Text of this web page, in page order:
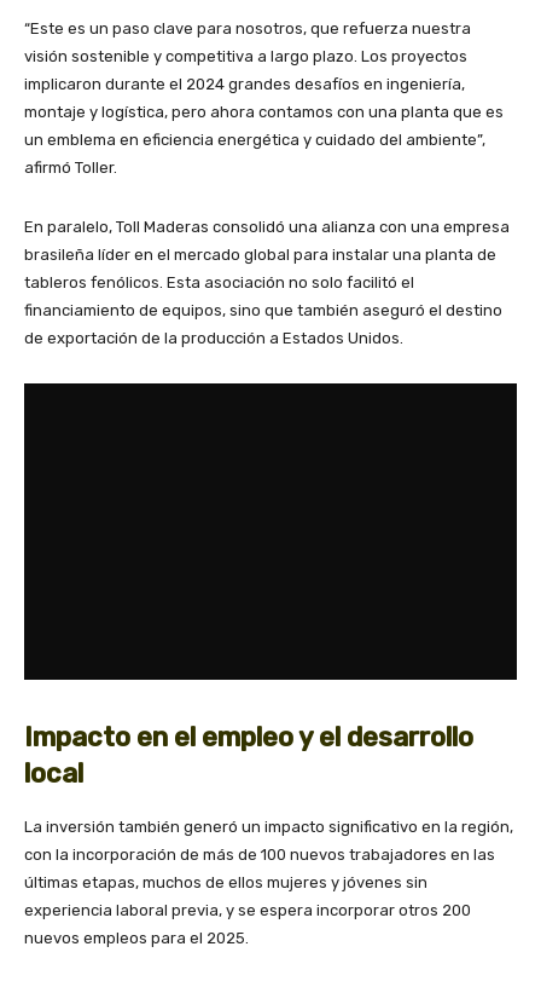
“Este es un paso clave para nosotros, que refuerza nuestra
visión sostenible y competitiva a largo plazo. Los proyectos
implicaron durante el 2024 grandes desafíos en ingeniería,
montaje y logística, pero ahora contamos con una planta que es
un emblema en eficiencia energética y cuidado del ambiente”,
afirmó Toller.
En paralelo, Toll Maderas consolidó una alianza con una empresa
brasileña líder en el mercado global para instalar una planta de
tableros fenólicos. Esta asociación no solo facilitó el
financiamiento de equipos, sino que también aseguró el destino
de exportación de la producción a Estados Unidos.
Impacto en el empleo y el desarrollo
local
La inversión también generó un impacto significativo en la región,
con la incorporación de más de 100 nuevos trabajadores en las
últimas etapas, muchos de ellos mujeres y jóvenes sin
experiencia laboral previa, y se espera incorporar otros 200
nuevos empleos para el 2025.